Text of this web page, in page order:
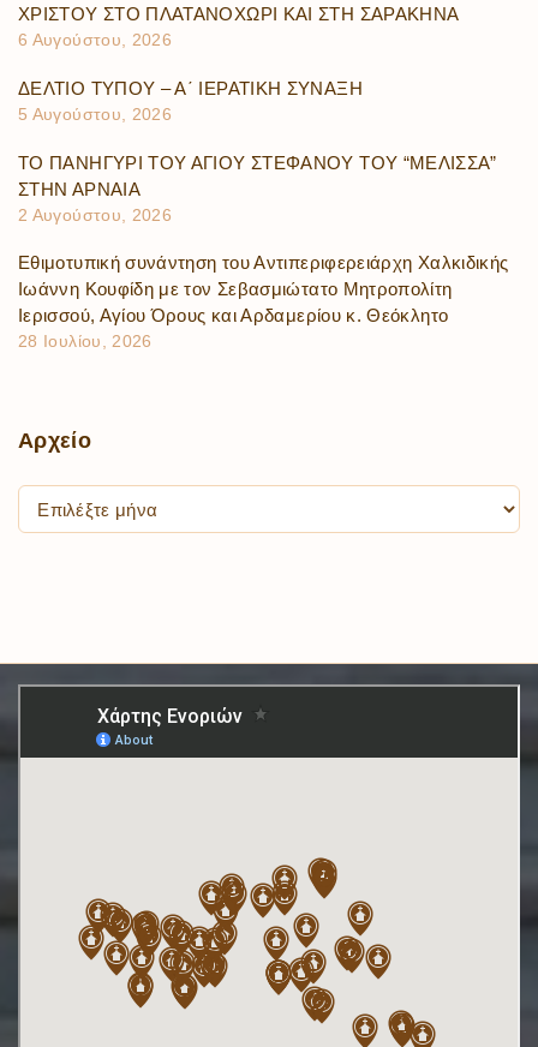
ΧΡΙΣΤΟΥ ΣΤΟ ΠΛΑΤΑΝΟΧΩΡΙ ΚΑΙ ΣΤΗ ΣΑΡΑΚΗΝΑ
6 Αυγούστου, 2026
ΔΕΛΤΙΟ ΤΥΠΟΥ – Α΄ ΙΕΡΑΤΙΚΗ ΣΥΝΑΞΗ
5 Αυγούστου, 2026
ΤΟ ΠΑΝΗΓΥΡΙ ΤΟΥ ΑΓΙΟΥ ΣΤΕΦΑΝΟΥ ΤΟΥ “ΜΕΛΙΣΣΑ”
ΣΤΗΝ ΑΡΝΑΙΑ
2 Αυγούστου, 2026
Εθιμοτυπική συνάντηση του Αντιπεριφερειάρχη Χαλκιδικής
Ιωάννη Κουφίδη με τον Σεβασμιώτατο Μητροπολίτη
Ιερισσού, Αγίου Όρους και Αρδαμερίου κ. Θεόκλητο
28 Ιουλίου, 2026
Αρχείο